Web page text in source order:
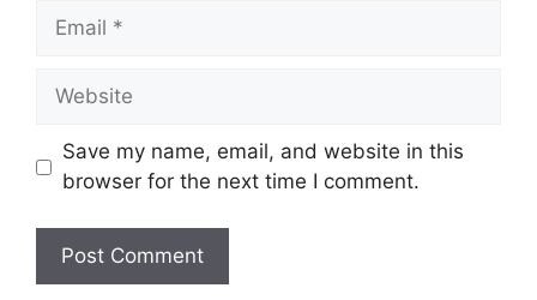
Email
Website
Save my name, email, and website in this
browser for the next time I comment.